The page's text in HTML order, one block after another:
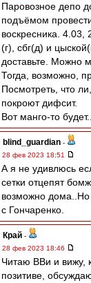
Паровозное депо
подъёмом
воскресника.
(г), сбг(д) и
доставьте. Можно
Тогда, возможно,
Посмотреть, что
покроют дифсит.
Вот манго-то будет..
blind_guardian -
28 фев 2023 18:51
А я не удивлюсь
сетки отцепят
возможно дома..Но
с Гончаренко.
Край -
28 фев 2023 18:46
Читаю ВВи и вижу,
позитиве,